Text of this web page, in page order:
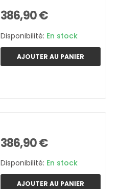
386,90 €
Disponibilité: En stock
AJOUTER AU PANIER
386,90 €
Disponibilité: En stock
AJOUTER AU PANIER